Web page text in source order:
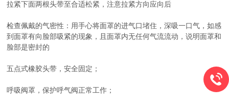
拉紧下面两根头带至合适松紧，注意拉紧方向应向后
检查佩戴的气密性：用手心将面罩的进气口堵住，深吸一口气，如感
到面罩有向脸部吸紧的现象，且面罩内无任何气流流动，说明面罩和
脸部是密封的
五点式橡胶头带，安全固定；
呼吸阀罩，保护呼气阀正常工作；